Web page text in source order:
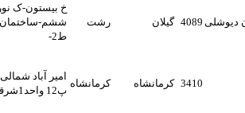
گیلان رشت
خ بیستون-ک نوری-نبش کوچه
ششم-ساختمان ستاره-پ88-
کرمانشاه
امیر آباد شمالی کوی 23شرقی
پ12 واحد1شرقی